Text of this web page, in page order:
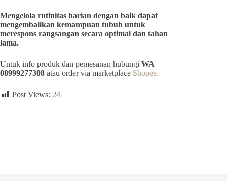
Mengelola rutinitas harian dengan baik dapat
mengembalikan kemampuan tubuh untuk
merespons rangsangan secara optimal dan tahan
lama.
Untuk info produk dan pemesanan hubungi WA
08999277308 atau order via marketplace Shopee.
Post Views: 24